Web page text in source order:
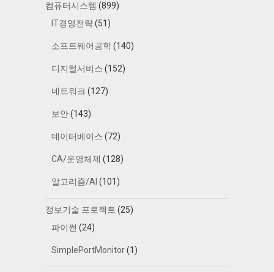
컴퓨터시스템 (899)
IT경영전략(51)
소프트웨어공학(140)
디지털서비스 (152)
네트워크 (127)
보안(143)
데이터베이스 (72)
CA/운영체제 (128)
알고리즘/AI (101)
정보기술 프로젝트 (25)
파이썬 (24)
SimplePortMonitor(1)